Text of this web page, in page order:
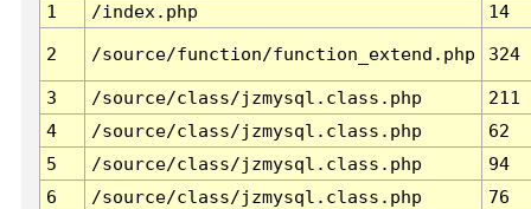
1
/index.php 14
2 /source/function/function_extend.php 324
3 /source/class/jzmysql.class.php
211
4
/source/class/jzmysql.class.php
62
5
/source/class/jzmysql.class.php
94
6
/source/class/jzmysql.class.php 76